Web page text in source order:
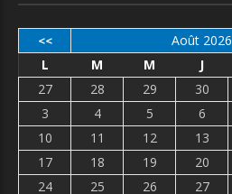
<< Août 2026
L M M J
27
28 29 30
3
4 5 6
10
11 12 13
17
18 19 20
24
25 26 27